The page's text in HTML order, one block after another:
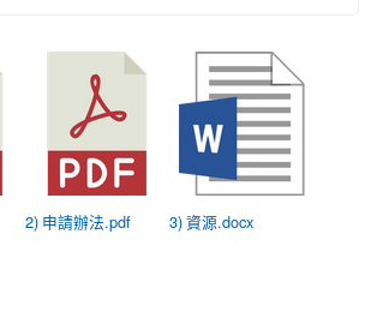
2) 申請辦法.pdf 3) 資源.docx